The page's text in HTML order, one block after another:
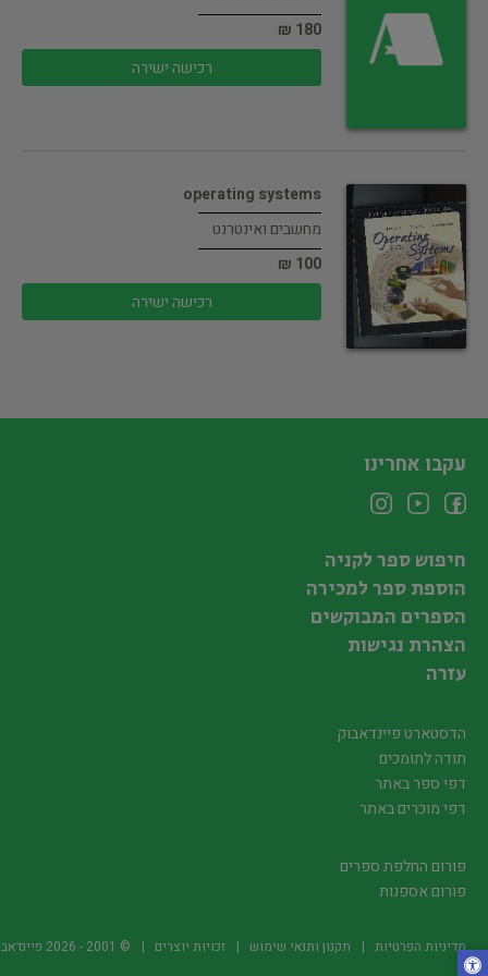
180 ₪
רכישה ישירה
operating systems
מחשבים ואינטרנט
100 ₪
רכישה ישירה
עקבו אחרינו
חיפוש ספר לקניה
הוספת ספר למכירה
הספרים המבוקשים
הצהרת נגישות
עזרה
הדסטארט פיינדאבוק
תודה לתומכים
דפי ספר באתר
דפי מוכרים באתר
פורום החלפת ספרים
פורום אספנות
מדיניות הפרטיות תקנון ותנאי שימוש זכויות יוצרים © 2001 -
2026